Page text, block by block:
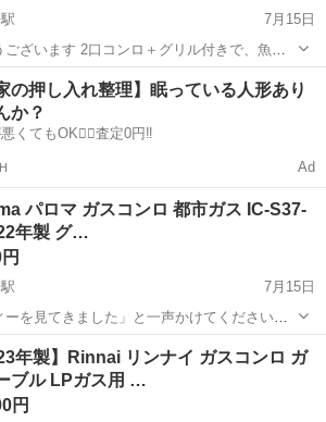
7月15日
グリル付きで、魚焼
状態です 使用感はありますが、まだまだ使
本松駅 調理器具 Paloma
の押し入れ整理】眠っている人形あり
か？
くてもOK🙆‍♀️査定0円‼️
Ad
パロマ ガスコンロ 都市ガス IC-S37-
年製 グ…
7月15日
ーを見てきました」と一声かけてください★
ス IC-
S37-R 2022年製 グリルきれい☆ 〜状態〜 やや使用感はご...
二本松駅 調理器具 グリル
年製】Rinnai リンナイ ガスコンロ ガ
ブル LPガス用 …
円